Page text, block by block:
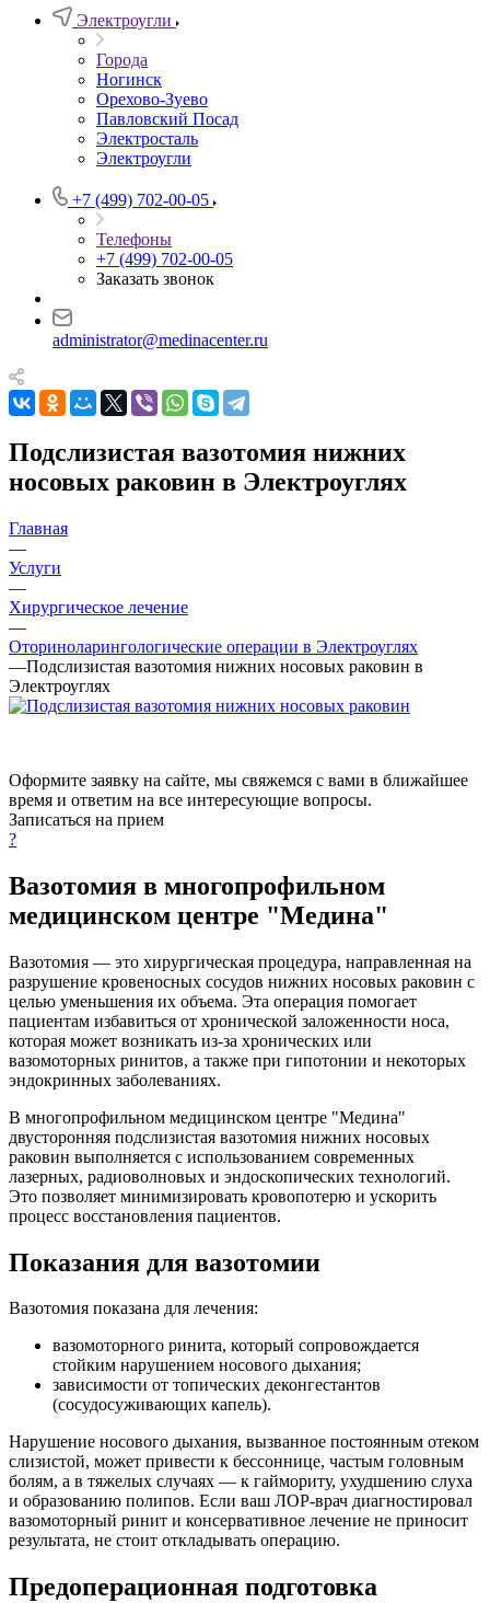
Электроугли
Города
Ногинск
Орехово-Зуево
Павловский Посад
Электросталь
Электроугли
+7 (499) 702-00-05
Телефоны
+7 (499) 702-00-05
Заказать звонок
administrator@medinacenter.ru
Подслизистая вазотомия нижних
носовых раковин в Электроуглях
Главная
—
Услуги
—
Хирургическое лечение
—
Оториноларингологические операции в Электроуглях
—Подслизистая вазотомия нижних носовых раковин в
Электроуглях
Оформите заявку на сайте, мы свяжемся с вами в ближайшее
время и ответим на все интересующие вопросы.
Записаться на прием
?
Вазотомия в многопрофильном
медицинском центре "Медина"
Вазотомия — это хирургическая процедура, направленная на
разрушение кровеносных сосудов нижних носовых раковин с
целью уменьшения их объема. Эта операция помогает
пациентам избавиться от хронической заложенности носа,
которая может возникать из-за хронических или
вазомоторных ринитов, а также при гипотонии и некоторых
эндокринных заболеваниях.
В многопрофильном медицинском центре "Медина"
двусторонняя подслизистая вазотомия нижних носовых
раковин выполняется с использованием современных
лазерных, радиоволновых и эндоскопических технологий.
Это позволяет минимизировать кровопотерю и ускорить
процесс восстановления пациентов.
Показания для вазотомии
Вазотомия показана для лечения:
вазомоторного ринита, который сопровождается
стойким нарушением носового дыхания;
зависимости от топических деконгестантов
(сосудосуживающих капель).
Нарушение носового дыхания, вызванное постоянным отеком
слизистой, может привести к бессоннице, частым головным
болям, а в тяжелых случаях — к гаймориту, ухудшению слуха
и образованию полипов. Если ваш ЛОР-врач диагностировал
вазомоторный ринит и консервативное лечение не приносит
результата, не стоит откладывать операцию.
Предоперационная подготовка